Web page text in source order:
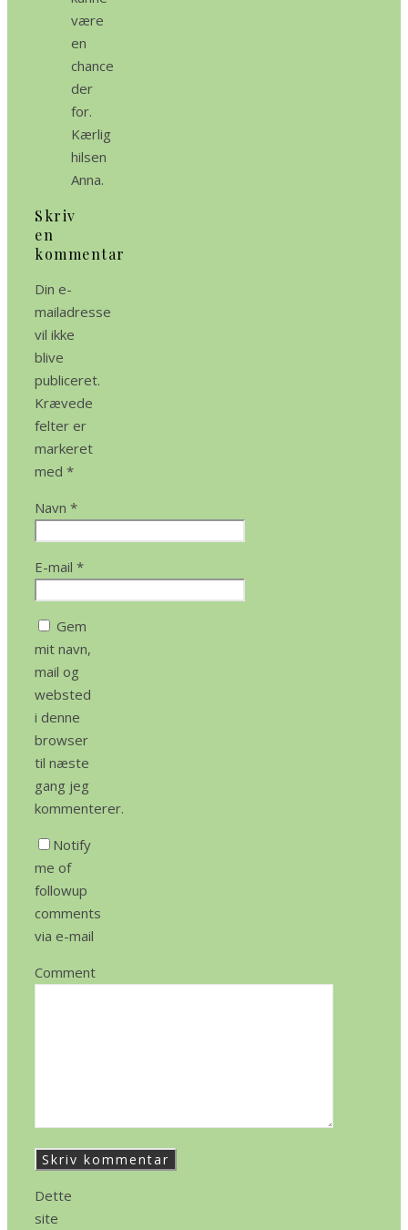
være
en
chance
der
for.
Kærlig
hilsen
Anna.
Skriv
en
kommentar
Din e-
mailadresse
vil ikke
blive
publiceret.
Krævede
felter er
markeret
med *
Navn *
E-mail *
Gem
mit navn,
mail og
websted
i denne
browser
til næste
gang jeg
kommenterer.
Notify
me of
followup
comments
via e-mail
Comment
Dette
site